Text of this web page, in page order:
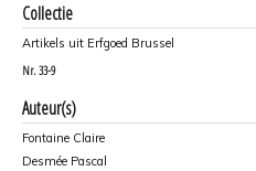
Collectie
Artikels uit Erfgoed Brussel
Nr. 33-9
Auteur(s)
Fontaine Claire
Desmée Pascal